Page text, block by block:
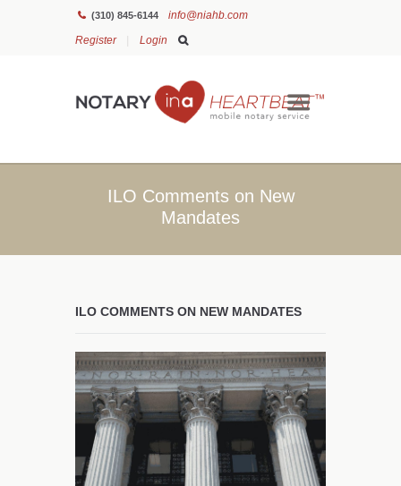
(310) 845-6144
info@niahb.com
Register
Login
ILO Comments on New
Mandates
ILO COMMENTS ON NEW MANDATES